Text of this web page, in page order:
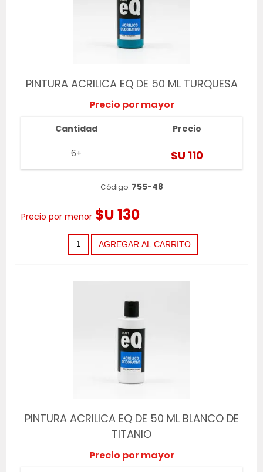
PINTURA ACRILICA EQ DE 50 ML TURQUESA
Precio por mayor
Cantidad
6+
Precio
$U 110
Código: 755-48
Precio por menor $U 130
PINTURA ACRILICA EQ DE 50 ML BLANCO DE
TITANIO
Precio por mayor